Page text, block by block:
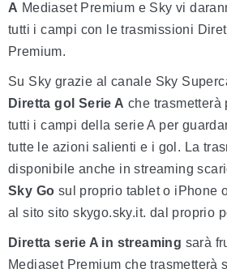
A Mediaset Premium e Sky vi
tutti i campi con le trasmissioni
Premium.
Su Sky grazie al canale Sky
Diretta gol Serie A che trasmetterà
tutti i campi della serie A per
tutte le azioni salienti e i gol. La
disponibile anche in streaming
Sky Go sul proprio tablet o iPhone
al sito sito skygo.sky.it. dal proprio
Diretta serie A in streaming sarà
Mediaset Premium che trasmetterà